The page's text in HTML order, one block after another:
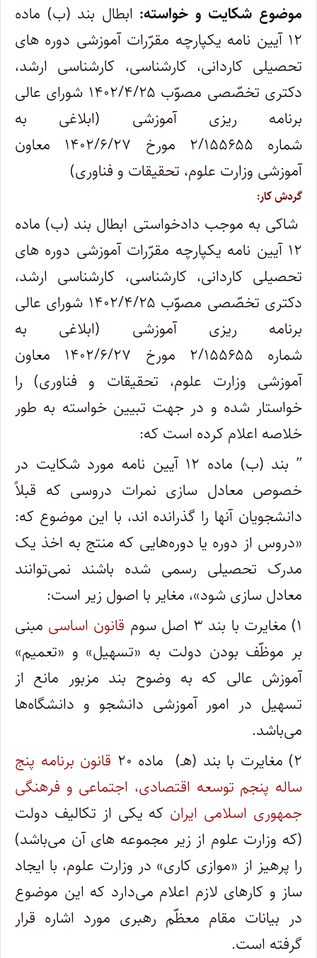
موضوع شکایت و خواسته: ابطال بند (ب) ماده
۱۲ آیین نامه یکپارچه مقرّرات آموزشی دوره های
تحصیلی کاردانی، کارشناسی، کارشناسی ارشد،
دکتری تخصّصی مصوّب ۱۴۰۲/۴/۲۵ شورای عالی
برنامه ریزی آموزشی (ابلاغی به
شماره ۲/۱۵۵۶۵۵ مورخ ۱۴۰۲/۶/۲۷ معاون
آموزشی وزارت علوم، تحقیقات و فناوری)
گردش کار:
شاکی به موجب دادخواستی ابطال بند (ب) ماده
۱۲ آیین نامه یکپارچه مقرّرات آموزشی دوره های
تحصیلی کاردانی، کارشناسی، کارشناسی ارشد،
دکتری تخصّصی مصوّب ۱۴۰۲/۴/۲۵ شورای عالی
برنامه ریزی آموزشی (ابلاغی به
شماره ۲/۱۵۵۶۵۵ مورخ ۱۴۰۲/۶/۲۷ معاون
آموزشی وزارت علوم، تحقیقات و فناوری) را
خواستار شده و در جهت تبیین خواسته به طور
خلاصه اعلام کرده است که:
” بند (ب) ماده ۱۲ آیین نامه مورد شکایت در
خصوص معادل سازی نمرات دروسی که قبلاً
دانشجویان آنها را گذرانده اند، با این موضوع که:
«دروس از دوره یا دوره‌هایی که منتج به اخذ یک
مدرک تحصیلی رسمی شده باشند نمی‌توانند
معادل سازی شود»، مغایر با اصول زیر است:
۱) مغایرت با بند ۳ اصل سوم
قانون اساسی مبنی
بر موظّف بودن دولت به «تسهیل» و «تعمیم»
آموزش عالی که به وضوح بند مزبور مانع از
تسهیل در امور آموزشی دانشجو و دانشگاه‌ها
می‌باشد.
۲) مغایرت با بند (هـ) ماده ۲۰
قانون برنامه پنج
ساله پنجم توسعه اقتصادی، اجتماعی و فرهنگی
جمهوری اسلامی ایران که یکی از تکالیف دولت
(که وزارت علوم از زیر مجموعه های آن می‌باشد)
را پرهیز از «موازی کاری» در وزارت علوم، با ایجاد
ساز و کارهای لازم اعلام می‌دارد که این موضوع
در بیانات مقام معظّم رهبری مورد اشاره قرار
گرفته است.